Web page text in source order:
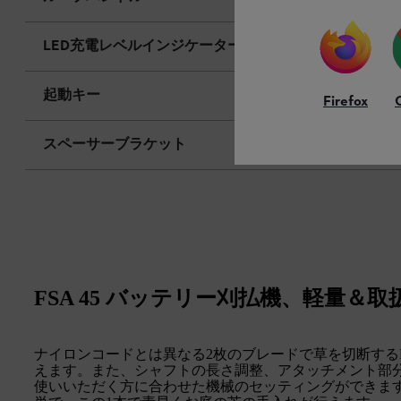
LED充電レベルインジケーター
起動キー
スペーサーブラケット
FSA 45 バッテリー刈払機、軽量＆取
ナイロンコードとは異なる2枚のブレードで草を切断す
えます。また、シャフトの長さ調整、アタッチメント
使いいただく方に合わせた機械のセッティングができま
Firefox